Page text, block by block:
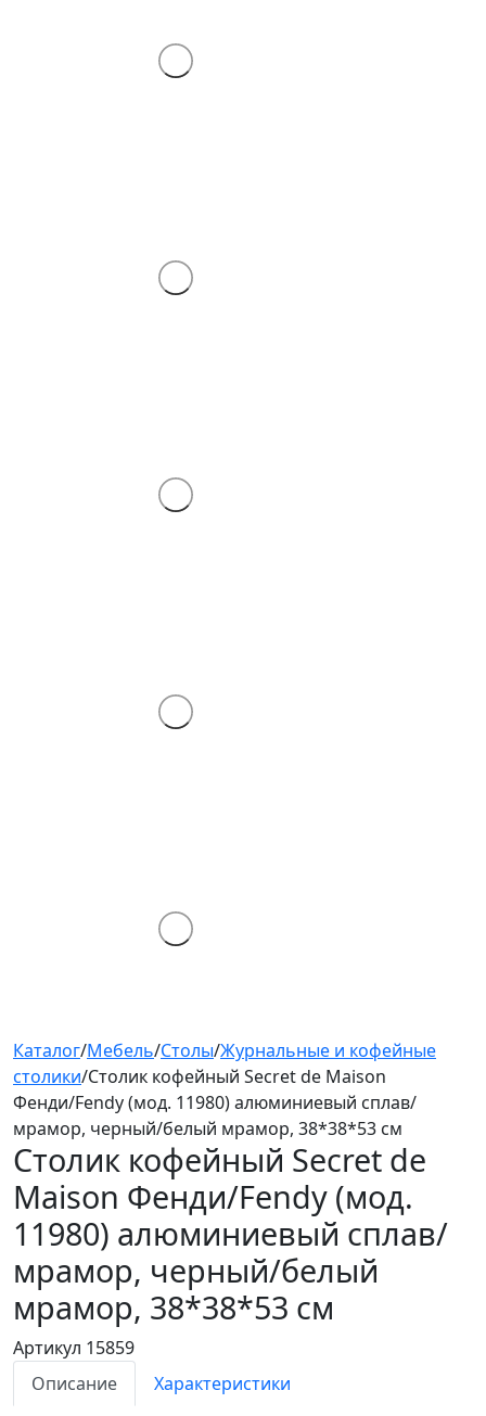
Каталог/Мебель/Столы/Журнальные и кофейные
столики/Столик кофейный Secret de Maison
Фенди/Fendy (мод. 11980) алюминиевый сплав/
мрамор, черный/белый мрамор, 38*38*53 см
Столик кофейный Secret de
Maison Фенди/Fendy (мод.
11980) алюминиевый сплав/
мрамор, черный/белый
мрамор, 38*38*53 см
Артикул 15859
Описание
Характеристики